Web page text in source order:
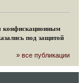
конфискационным
под защитой
о гаагском
» все публикации